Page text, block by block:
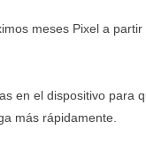
meses Pixel a
en el dispositivo para
más rápidamente.